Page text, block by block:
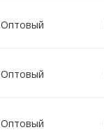
Оптовый
Оптовый
Оптовый